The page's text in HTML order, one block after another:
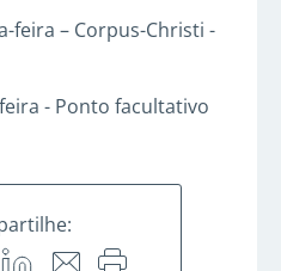
feira – Corpus-Christi -
- Ponto facultativo